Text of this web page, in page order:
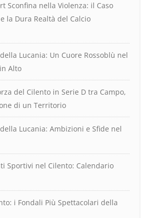
Sconfina nella Violenza: il Caso
la Dura Realtà del Calcio
Lucania: Un Cuore Rossoblù nel
Alto
del Cilento in Serie D tra Campo,
di un Territorio
Lucania: Ambizioni e Sfide nel
Sportivi nel Cilento: Calendario
i Fondali Più Spettacolari della